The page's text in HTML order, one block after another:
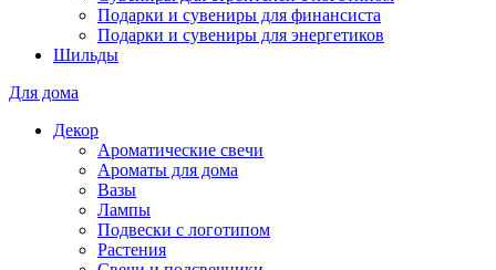
Подарки и сувениры для финансиста
Подарки и сувениры для энергетиков
Шильды
Для дома
Декор
Ароматические свечи
Ароматы для дома
Вазы
Лампы
Подвески с логотипом
Растения